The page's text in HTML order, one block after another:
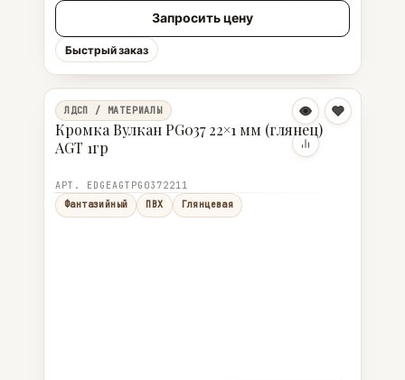
Запросить цену
Быстрый заказ
ЛДСП / МАТЕРИАЛЫ
Кромка Вулкан PG037 22×1 мм (глянец)
AGT 1гр
АРТ. EDGEAGTPG0372211
Фантазийный
ПВХ Глянцевая